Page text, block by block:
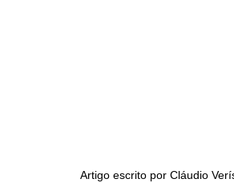
Artigo escrito por Cláudio